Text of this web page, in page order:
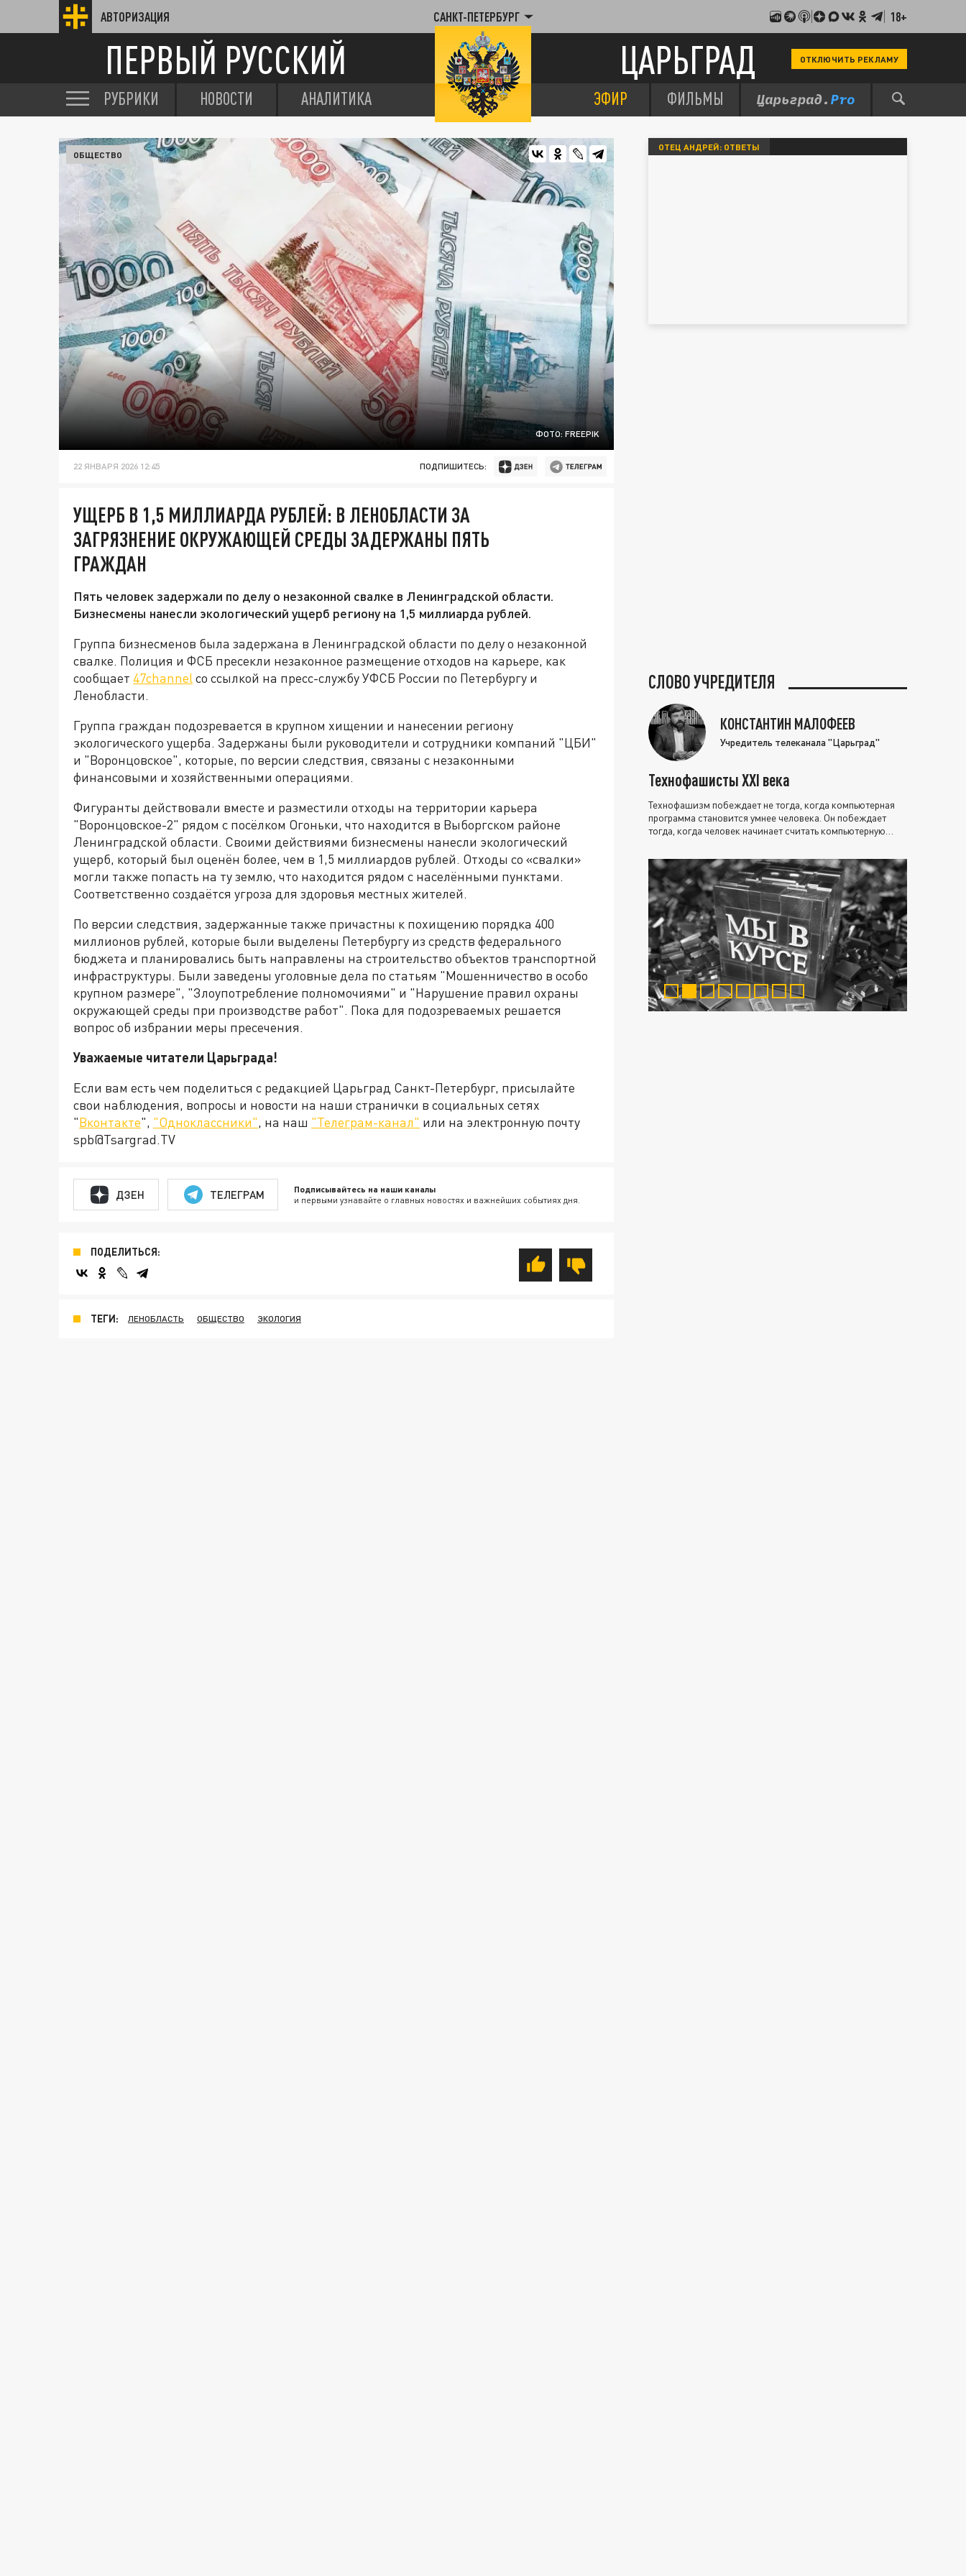
АВТОРИЗАЦИЯ САНКТ-ПЕТЕРБУРГ 18+
ПЕРВЫЙ РУССКИЙ ЦАРЬГРАД ОТКЛЮЧИТЬ РЕКЛАМУ
РУБРИКИ НОВОСТИ АНАЛИТИКА ЭФИР ФИЛЬМЫ
ФОТО: FREEPIK
ОБЩЕСТВО
22 ЯНВАРЯ 2026 12:45 ПОДПИШИТЕСЬ:
УЩЕРБ В 1,5 МИЛЛИАРДА РУБЛЕЙ: В ЛЕНОБЛАСТИ ЗА
ЗАГРЯЗНЕНИЕ ОКРУЖАЮЩЕЙ СРЕДЫ ЗАДЕРЖАНЫ ПЯТЬ
ГРАЖДАН
Пять человек задержали по делу о незаконной свалке в Ленинградской области.
Бизнесмены нанесли экологический ущерб региону на 1,5 миллиарда рублей.
Группа бизнесменов была задержана в Ленинградской области по делу о незаконной
свалке. Полиция и ФСБ пресекли незаконное размещение отходов на карьере, как
сообщает 47channelсо ссылкой на пресс-службу УФСБ России по Петербургу и
Ленобласти.
Группа граждан подозревается в крупном хищении и нанесении региону
экологического ущерба. Задержаны были руководители и сотрудники компаний "ЦБИ"
и "Воронцовское", которые, по версии следствия, связаны с незаконными
финансовыми и хозяйственными операциями.
Фигуранты действовали вместе и разместили отходы на территории карьера
"Воронцовское-2" рядом с посёлком Огоньки, что находится в Выборгском районе
Ленинградской области. Своими действиями бизнесмены нанесли экологический
ущерб, который был оценён более, чем в 1,5 миллиардов рублей. Отходы со «свалки»
могли также попасть на ту землю, что находится рядом с населёнными пунктами.
Соответственно создаётся угроза для здоровья местных жителей.
По версии следствия, задержанные также причастны к похищению порядка 400
миллионов рублей, которые были выделены Петербургу из средств федерального
бюджета и планировались быть направлены на строительство объектов транспортной
инфраструктуры. Были заведены уголовные дела по статьям "Мошенничество в особо
крупном размере", "Злоупотребление полномочиями" и "Нарушение правил охраны
окружающей среды при производстве работ". Пока для подозреваемых решается
вопрос об избрании меры пресечения.
Уважаемые читатели Царьграда!
Если вам есть чем поделиться с редакцией Царьград Санкт-Петербург, присылайте
свои наблюдения, вопросы и новости на наши странички в социальных сетях
"Вконтакте", "Одноклассники", на наш "Телеграм-канал" или на электронную почту
spb@Tsargrad.TV
ДЗЕН ТЕЛЕГРАМ Подписывайтесь на наши каналы
и первыми узнавайте о главных новостях и важнейших событиях дня.
ПОДЕЛИТЬСЯ:
ТЕГИ: ЛЕНОБЛАСТЬ ОБЩЕСТВО ЭКОЛОГИЯ
ОТЕЦ АНДРЕЙ: ОТВЕТЫ
СЛОВО УЧРЕДИТЕЛЯ
КОНСТАНТИН МАЛОФЕЕВ
Учредитель телеканала "Царьград"
Технофашисты XXI века
Технофашизм побеждает не тогда, когда компьютерная
программа становится умнее человека. Он побеждает
тогда, когда человек начинает считать компьютерную